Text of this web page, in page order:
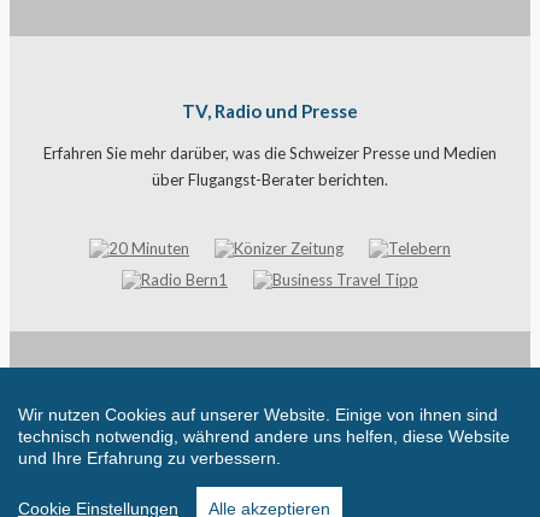
TV, Radio und Presse
Erfahren Sie mehr darüber, was die Schweizer Presse und Medien
über Flugangst-Berater berichten.
Cookie Einstellungen|AGB
Wir nutzen Cookies auf unserer Website. Einige von ihnen sind
technisch notwendig, während andere uns helfen, diese Website
und Ihre Erfahrung zu verbessern.
Cookie Einstellungen Alle akzeptieren